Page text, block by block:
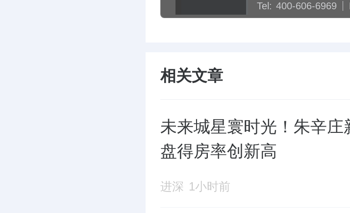
Tel: 400-606-6969
相关文章
未来城星寰时光！朱辛庄
盘得房率创新高
进深 1小时前